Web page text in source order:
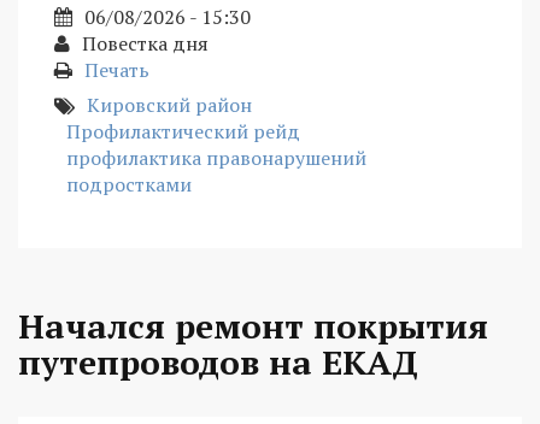
06/08/2026 - 15:30
Повестка дня
Печать
Кировский район
Профилактический рейд
профилактика правонарушений
подростками
Начался ремонт покрытия
путепроводов на ЕКАД